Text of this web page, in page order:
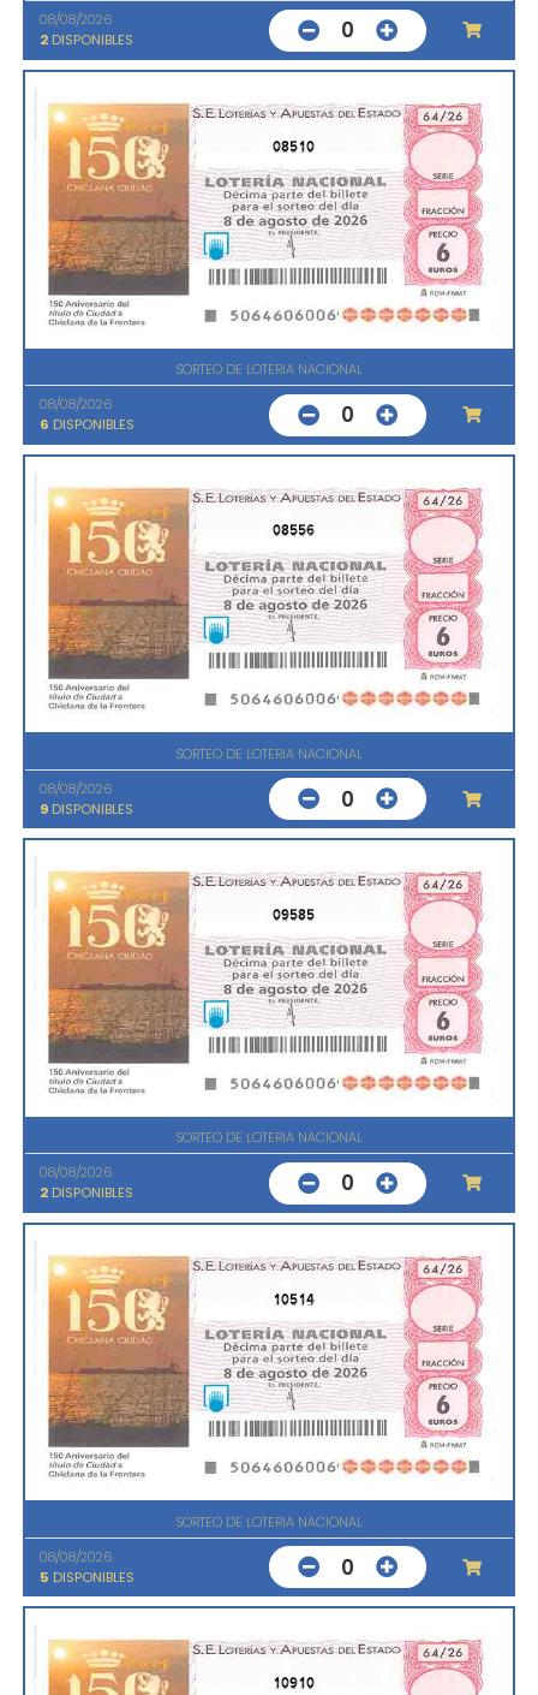
08/08/2026
2 DISPONIBLES 0
08510
SORTEO DE LOTERIA NACIONAL
08/08/2026
6 DISPONIBLES 0
08556
SORTEO DE LOTERIA NACIONAL
08/08/2026
9 DISPONIBLES 0
09585
SORTEO DE LOTERIA NACIONAL
08/08/2026
2 DISPONIBLES 0
10514
SORTEO DE LOTERIA NACIONAL
08/08/2026
5 DISPONIBLES 0
10910